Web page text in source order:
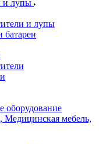
и лупы
и лупы
батареи
оборудование
мебель,